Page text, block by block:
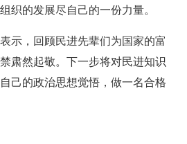
织的发展尽自己的一份力量。
示，回顾民进先辈们为国家的富
肃然起敬。下一步将对民进知识
己的政治思想觉悟，做一名合格